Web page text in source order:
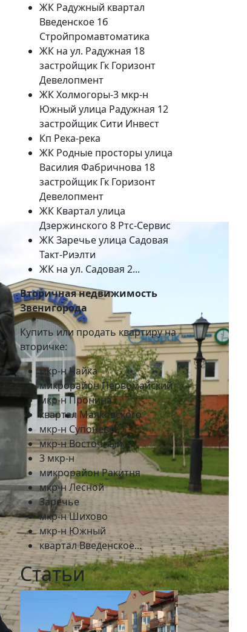
ЖК Радужный квартал
Введенское 1б
Стройпромавтоматика
ЖК на ул. Радужная 18
застройщик Гк Горизонт
Девелопмент
ЖК Холмогоры-3 мкр-н
Южный улица Радужная 12
застройщик Сити Инвест
Кп Река-река
ЖК Родные просторы улица
Василия Фабричнова 18
застройщик Гк Горизонт
Девелопмент
ЖК Квартал улица
Дзержинского 8 Ртс-Сервис
ЖК Заречье улица Садовая
Такт-Риэлти
ЖК на ул. Садовая 2...
Вторичная недвижимость
Звенигорода
Купить или продать квартиру на
вторичке:
мкр-н Чайка
микрорайон Первомайский
мкр-н Пронина
квартал Маяковского
мкр-н Супонево
мкр-н Восточный
3 мкр-н
микрорайон Ракитня
мкр-н Лесной
Заречье
мкр-н Шихово
мкр-н Южный
квартал Введенское...
Статьи